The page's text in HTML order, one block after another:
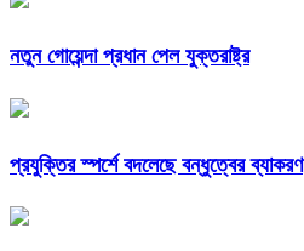
নতুন গোয়েন্দা প্রধান পেল যুক্তরাষ্ট্র
প্রযুক্তির স্পর্শে বদলেছে বন্ধুত্বের ব্যাকরণ